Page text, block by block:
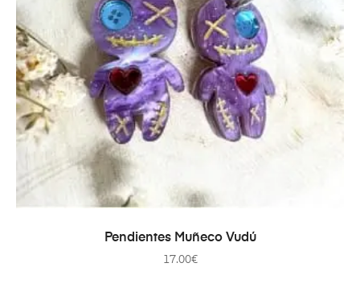
SELECCIONAR OPCIONES
Pendientes Muñeco Vudú
17.00€